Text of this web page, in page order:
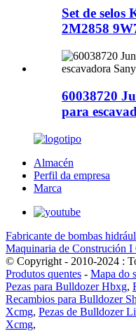
Set de selos
2M2858
60038720
para
Almacén
Perfil da empresa
Marca
Fabricante de bombas
Maquinaria de Construción
© Copyright - 2010-2024 :
Produtos quentes - Mapa do
Pezas para Bulldozer Hbxg,
Recambios para Bulldozer
Xcmg, Pezas de Bulldozer
Xcmg,